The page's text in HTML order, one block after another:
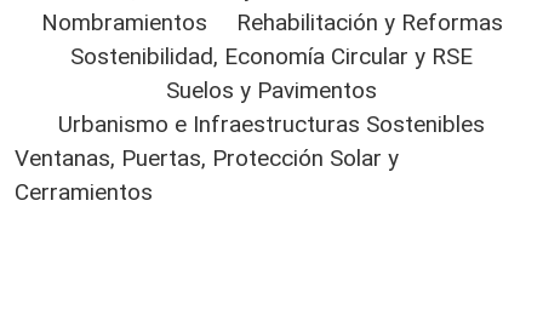
Nombramientos
Rehabilitación y Reformas
Sostenibilidad, Economía Circular y RSE
Suelos y Pavimentos
Urbanismo e Infraestructuras Sostenibles
Ventanas, Puertas, Protección Solar y
Cerramientos